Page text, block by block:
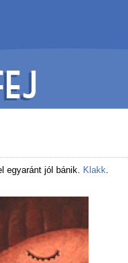
egyaránt jól bánik. Klakk